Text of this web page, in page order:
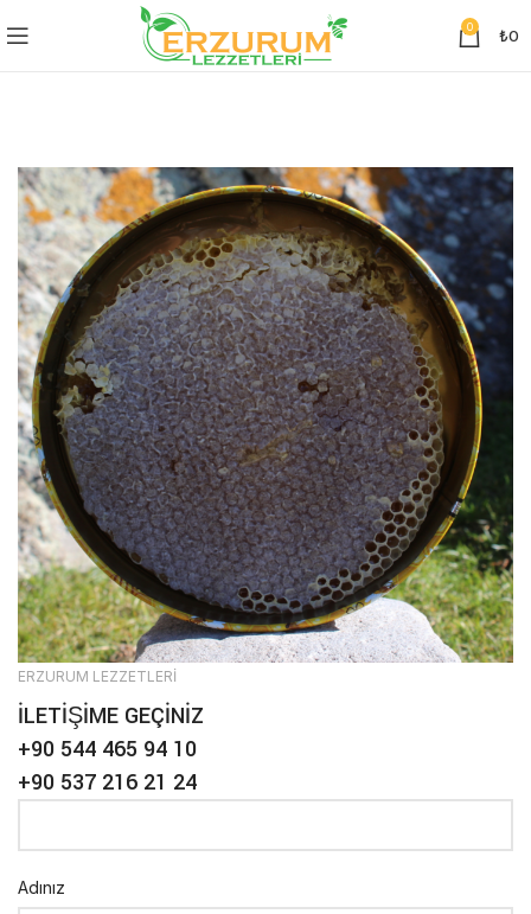
0 ₺0
ERZURUM LEZZETLERİ
İLETİŞİME GEÇİNİZ
+90 544 465 94 10
+90 537 216 21 24
Adınız